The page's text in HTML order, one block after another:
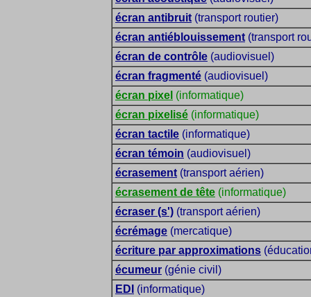
écran antibruit (transport routier)
écran antiéblouissement (transport
écran de contrôle (audiovisuel)
écran fragmenté (audiovisuel)
écran pixel (informatique)
écran pixelisé (informatique)
écran tactile (informatique)
écran témoin (audiovisuel)
écrasement (transport aérien)
écrasement de tête (informatique)
écraser (s') (transport aérien)
écrémage (mercatique)
écriture par approximations
écumeur (génie civil)
EDI (informatique)